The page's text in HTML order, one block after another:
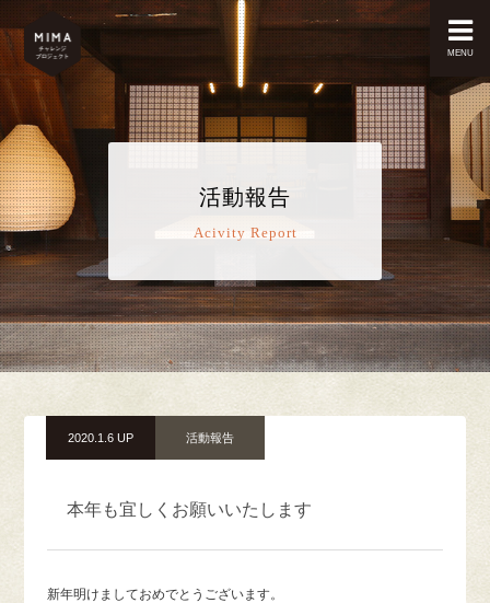
MENU
活動報告
Acivity Report
2020.1.6 UP 活動報告
本年も宜しくお願いいたします
新年明けましておめでとうございます。